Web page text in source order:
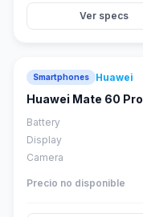
Ver specs
Smartphones Huawei
Huawei Mate 60 Pro
Battery
Display
Camera
Precio no disponible